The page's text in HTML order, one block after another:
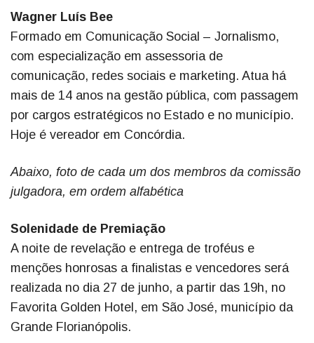
Wagner Luís Bee
Formado em Comunicação Social – Jornalismo,
com especialização em assessoria de
comunicação, redes sociais e marketing. Atua há
mais de 14 anos na gestão pública, com passagem
por cargos estratégicos no Estado e no município.
Hoje é vereador em Concórdia.
Abaixo, foto de cada um dos membros da comissão
julgadora, em ordem alfabética
Solenidade de Premiação
A noite de revelação e entrega de troféus e
menções honrosas a finalistas e vencedores será
realizada no dia 27 de junho, a partir das 19h, no
Favorita Golden Hotel, em São José, município da
Grande Florianópolis.